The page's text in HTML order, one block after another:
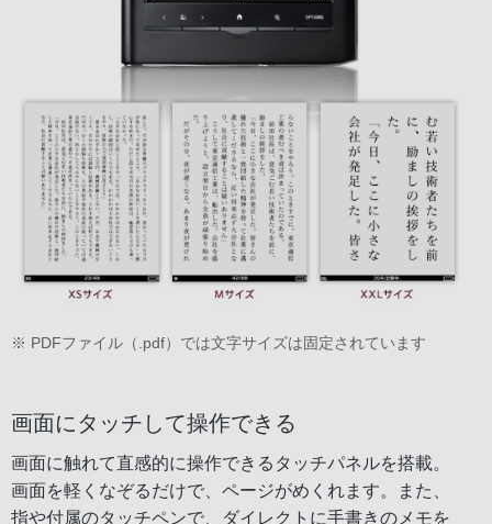
※ PDFファイル（.pdf）では文字サイズは固定されています
画面にタッチして操作できる
画面に触れて直感的に操作できるタッチパネルを搭載。
画面を軽くなぞるだけで、ページがめくれます。また、
指や付属のタッチペンで、ダイレクトに手書きのメモを